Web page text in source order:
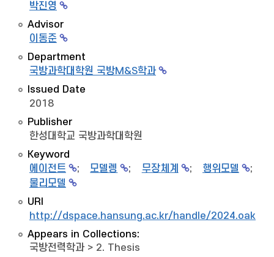
박진영
Advisor
이동준
Department
국방과학대학원 국방M&S학과
Issued Date
2018
Publisher
한성대학교 국방과학대학원
Keyword
에이전트
; 모델렝 ; 무장체계 ; 행위모델
;
물리모델
URI
http://dspace.hansung.ac.kr/handle/2024.oak/
Appears in Collections:
국방전력학과 > 2. Thesis